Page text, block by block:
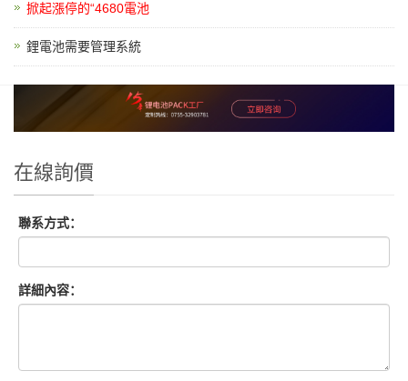
掀起漲停的“4680電池
鋰電池需要管理系統
在線詢價
聯系方式：
詳細內容：